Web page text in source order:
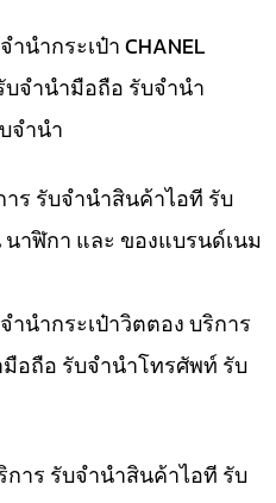
นำกระเป๋า CHANEL
จำนำมือถือ รับจำนำ
จำนำ
ร รับจำนำสินค้าไอที รับ
าฬิกา และ ของแบรนด์เนม
นำกระเป๋าวิตตอง บริการ
อถือ รับจำนำโทรศัพท์ รับ
การ รับจำนำสินค้าไอที รับ